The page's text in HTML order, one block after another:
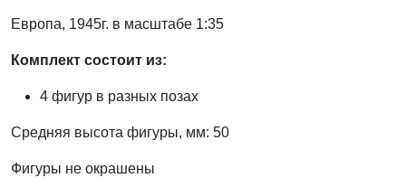
Европа, 1945г. в масштабе 1:35
Комплект состоит из:
4 фигур в разных позах
Средняя высота фигуры, мм: 50
Фигуры не окрашены